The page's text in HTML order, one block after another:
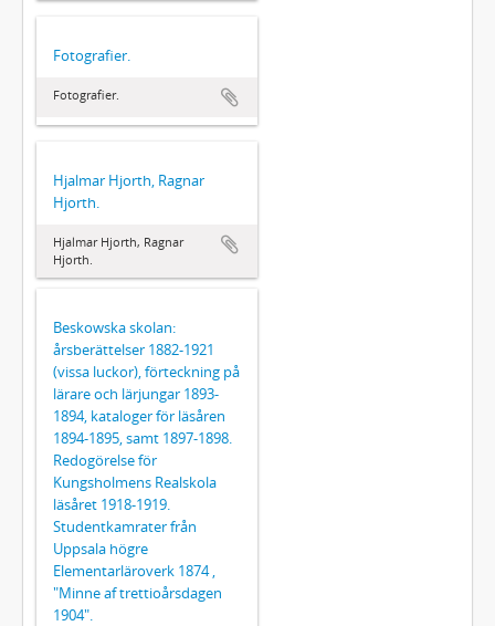
Fotografier.
Fotografier.
Hjalmar Hjorth, Ragnar
Hjorth.
Hjalmar Hjorth, Ragnar
Hjorth.
Beskowska skolan:
årsberättelser 1882-1921
(vissa luckor), förteckning på
lärare och lärjungar 1893-
1894, kataloger för läsåren
1894-1895, samt 1897-1898.
Redogörelse för
Kungsholmens Realskola
läsåret 1918-1919.
Studentkamrater från
Uppsala högre
Elementarläroverk 1874 ,
"Minne af trettioårsdagen
1904".